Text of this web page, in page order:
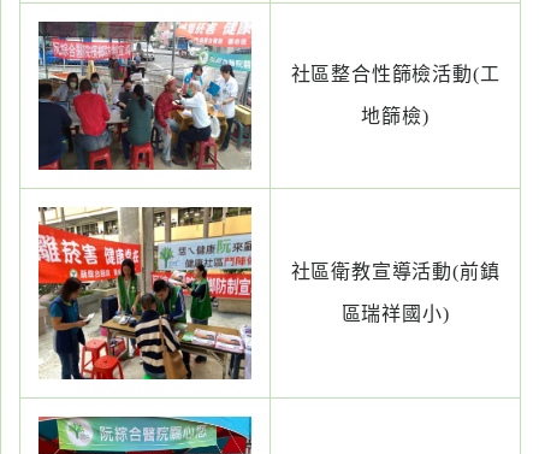
社區整合性篩檢活動(工
地篩檢)
社區衛教宣導活動(前鎮
區瑞祥國小)